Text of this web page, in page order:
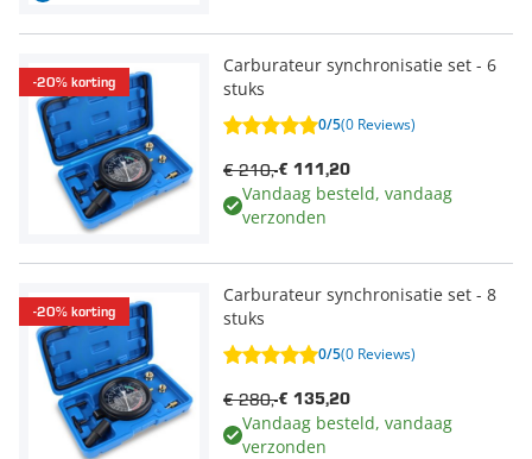
-20% korting
Carburateur synchronisatie set - 6
stuks
0/5(0 Reviews)
€ 111,20
€ 210,-
Vandaag besteld, vandaag
verzonden
-20% korting
Carburateur synchronisatie set - 8
stuks
0/5(0 Reviews)
€ 135,20
€ 280,-
Vandaag besteld, vandaag
verzonden